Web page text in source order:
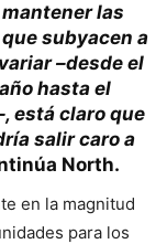
las
subyacen a
–desde el
hasta el
está claro que
salir caro a
North.
en la magnitud
para los